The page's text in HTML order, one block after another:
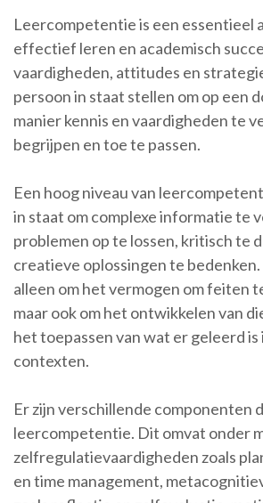
Leercompetentie is een essentieel
effectief leren en academisch
vaardigheden, attitudes en
persoon in staat stellen om op een
manier kennis en vaardigheden te
begrijpen en toe te passen.
Een hoog niveau van
in staat om complexe informatie te
problemen op te lossen, kritisch te
creatieve oplossingen te
alleen om het vermogen om feiten
maar ook om het ontwikkelen van
het toepassen van wat er geleerd
contexten.
Er zijn verschillende componenten
leercompetentie. Dit omvat onder
zelfregulatievaardigheden zoals
en time management,